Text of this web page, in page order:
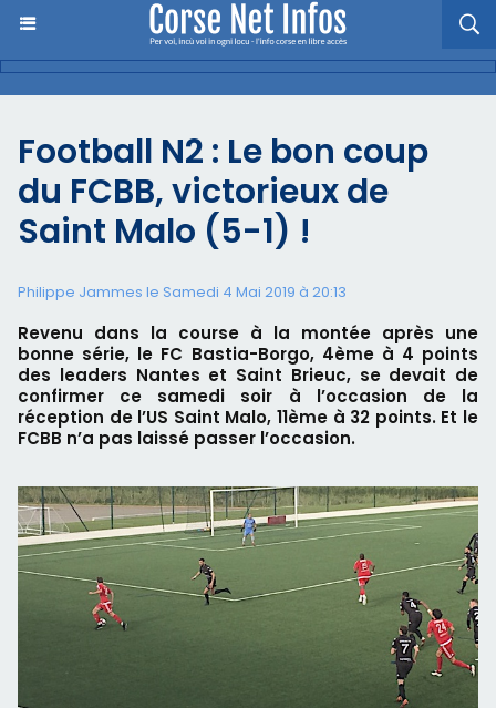
Football N2 : Le bon coup
du FCBB, victorieux de
Saint Malo (5-1) !
Philippe Jammes le Samedi 4 Mai 2019 à 20:13
Revenu dans la course à la montée après une
bonne série, le FC Bastia-Borgo, 4ème à 4 points
des leaders Nantes et Saint Brieuc, se devait de
confirmer ce samedi soir à l’occasion de la
réception de l’US Saint Malo, 11ème à 32 points. Et le
FCBB n’a pas laissé passer l’occasion.